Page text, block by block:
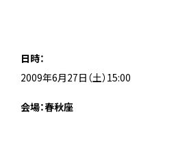
日時：
2009年6月27日（土）15:00
会場：春秋座